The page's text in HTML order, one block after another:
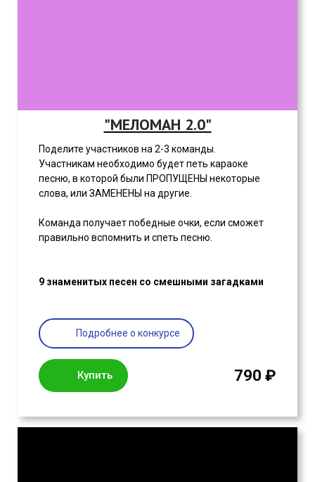
"МЕЛОМАН 2.0"
Поделите участников на 2-3 команды.
Участникам необходимо будет петь караоке
песню, в которой были ПРОПУЩЕНЫ некоторые
слова, или ЗАМЕНЕНЫ на другие.
Команда получает победные очки, если сможет
правильно вспомнить и спеть песню.
9 знаменитых песен со смешными загадками
Подробнее о конкурсе
Купить 790 ₽